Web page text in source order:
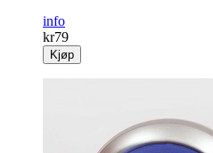
info
kr79
Kjøp